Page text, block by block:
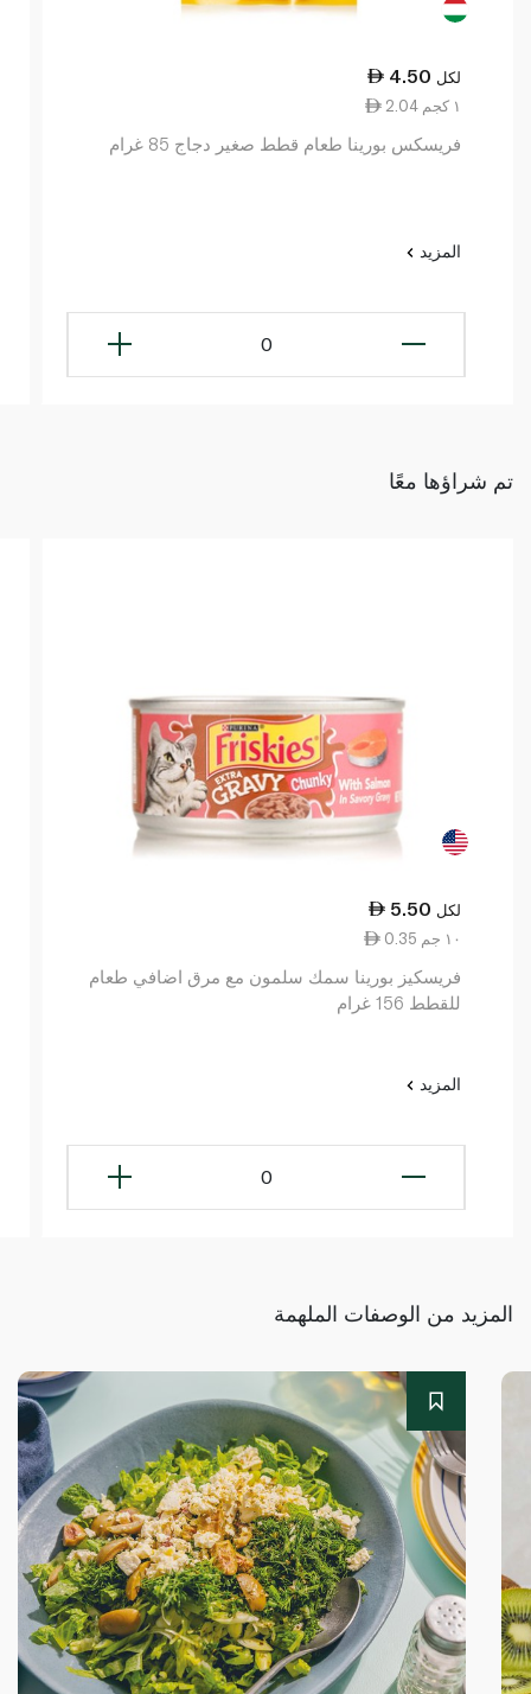
4.50 لكل
2.04 ١ كجم
فريسكس بورينا طعام قطط صغير دجاج 85 غرام
المزيد
0
تم شراؤها معًا
5.50 لكل
0.35 ١٠ جم
فريسكيز بورينا سمك سلمون مع مرق اضافي طعام
للقطط 156 غرام
المزيد
0
المزيد من الوصفات الملهمة